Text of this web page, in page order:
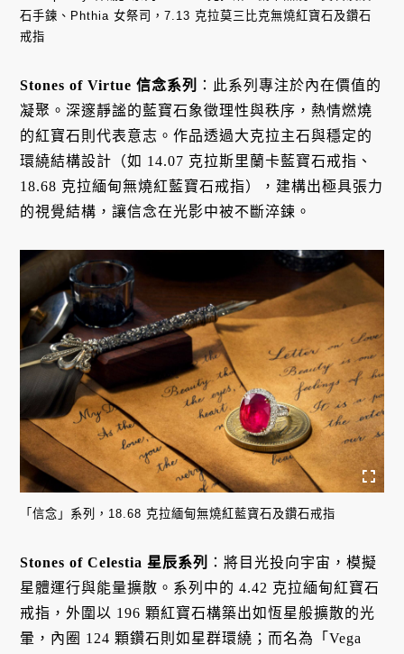
石手鍊、Phthia 女祭司，7.13 克拉莫三比克無燒紅寶石及鑽石
戒指
Stones of Virtue 信念系列
：此系列專注於內在價值的
凝聚 。深邃靜謐的藍寶石象徵理性與秩序，熱情燃燒
的紅寶石則代表意志 。作品透過大克拉主石與穩定的
環繞結構設計（如 14.07 克拉斯里蘭卡藍寶石戒指、
18.68 克拉緬甸無燒紅藍寶石戒指），建構出極具張力
的視覺結構，讓信念在光影中被不斷淬鍊 。
「信念」系列，18.68 克拉緬甸無燒紅藍寶石及鑽石戒指
Stones of Celestia 星辰系列
：將目光投向宇宙，模擬
星體運行與能量擴散 。系列中的 4.42 克拉緬甸紅寶石
戒指，外圍以 196 顆紅寶石構築出如恆星般擴散的光
暈，內圈 124 顆鑽石則如星群環繞 ；而名為「Vega